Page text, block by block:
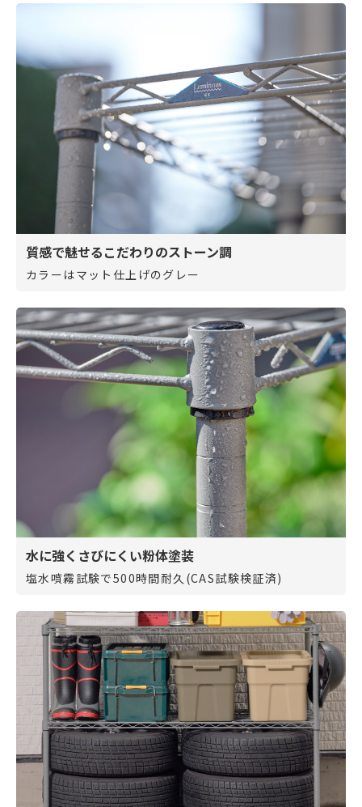
質感で魅せるこだわりのストーン調
カラーはマット仕上げのグレー
水に強くさびにくい粉体塗装
塩水噴霧試験で500時間耐久(CAS試験検証済)